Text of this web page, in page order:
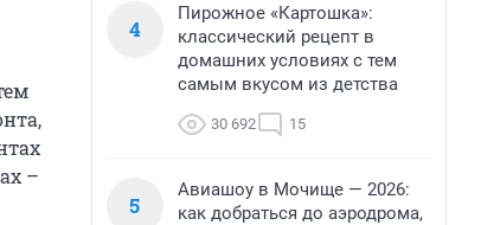
–
4
Пирожное «Картошка»:
классический рецепт в
домашних условиях с тем
самым вкусом из детства
30 692 15
5
Авиашоу в Мочище — 2026:
как добраться до аэродрома,